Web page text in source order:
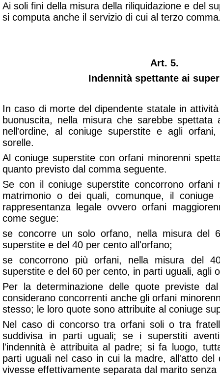
Ai soli fini della misura della riliquidazione e del
si computa anche il servizio di cui al terzo
Art. 5.
Indennità spettante ai
In caso di morte del dipendente statale in
buonuscita, nella misura che sarebbe spettata
nell'ordine, al coniuge superstite e agli
sorelle.
Al coniuge superstite con orfani minorenni
quanto previsto dal comma seguente.
Se con il coniuge superstite concorrono orfani
matrimonio o dei quali, comunque, il coniuge
rappresentanza legale ovvero orfani
come segue:
se concorre un solo orfano, nella misura del
superstite e del 40 per cento all'orfano;
se concorrono più orfani, nella misura del
superstite e del 60 per cento, in parti uguali, agli
Per la determinazione delle quote previste
considerano concorrenti anche gli orfani
stesso; le loro quote sono attribuite al coniuge
Nel caso di concorso tra orfani soli o tra
suddivisa in parti uguali; se i superstiti
l'indennità è attribuita al padre; si fa luogo,
parti uguali nel caso in cui la madre, all'atto del
vivesse effettivamente separata dal marito